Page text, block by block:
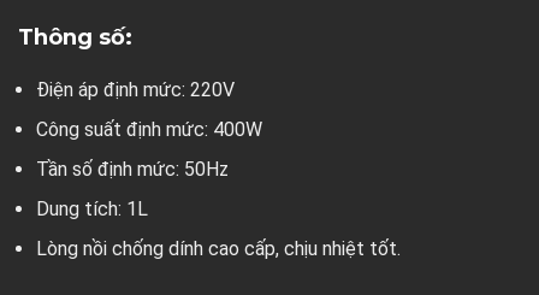
Thông số:
Điện áp định mức: 220V
Công suất định mức: 400W
Tần số định mức: 50Hz
Dung tích: 1L
Lòng nồi chống dính cao cấp, chịu nhiệt tốt.